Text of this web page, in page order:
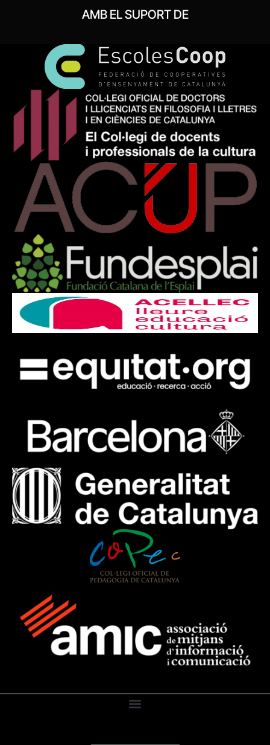
AMB EL SUPORT DE